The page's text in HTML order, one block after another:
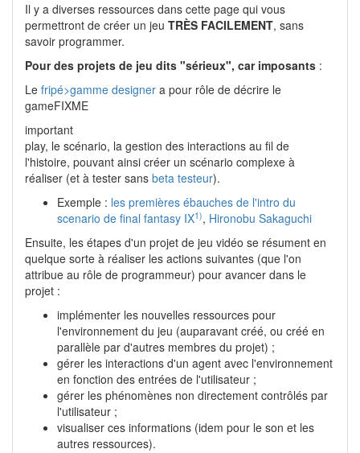
Il y a diverses ressources dans cette page qui vous
permettront de créer un jeu TRÈS FACILEMENT, sans
savoir programmer.
Pour des projets de jeu dits "sérieux", car imposants :
Le fripé>gamme designer a pour rôle de décrire le
gameFIXME
important
play, le scénario, la gestion des interactions au fil de
l'histoire, pouvant ainsi créer un scénario complexe à
réaliser (et à tester sans beta testeur).
Exemple : les premières ébauches de l'intro du
scenario de final fantasy IX1), Hironobu Sakaguchi
Ensuite, les étapes d'un projet de jeu vidéo se résument en
quelque sorte à réaliser les actions suivantes (que l'on
attribue au rôle de programmeur) pour avancer dans le
projet :
implémenter les nouvelles ressources pour
l'environnement du jeu (auparavant créé, ou créé en
parallèle par d'autres membres du projet) ;
gérer les interactions d'un agent avec l'environnement
en fonction des entrées de l'utilisateur ;
gérer les phénomènes non directement contrôlés par
l'utilisateur ;
visualiser ces informations (idem pour le son et les
autres ressources).